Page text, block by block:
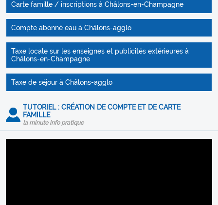
Carte famille / inscriptions à Châlons-en-Champagne
Compte abonné eau à Châlons-agglo
Taxe locale sur les enseignes et publicités extérieures à
Châlons-en-Champagne
Taxe de séjour à Châlons-agglo
TUTORIEL : CRÉATION DE COMPTE ET DE CARTE
FAMILLE
la minute info pratique